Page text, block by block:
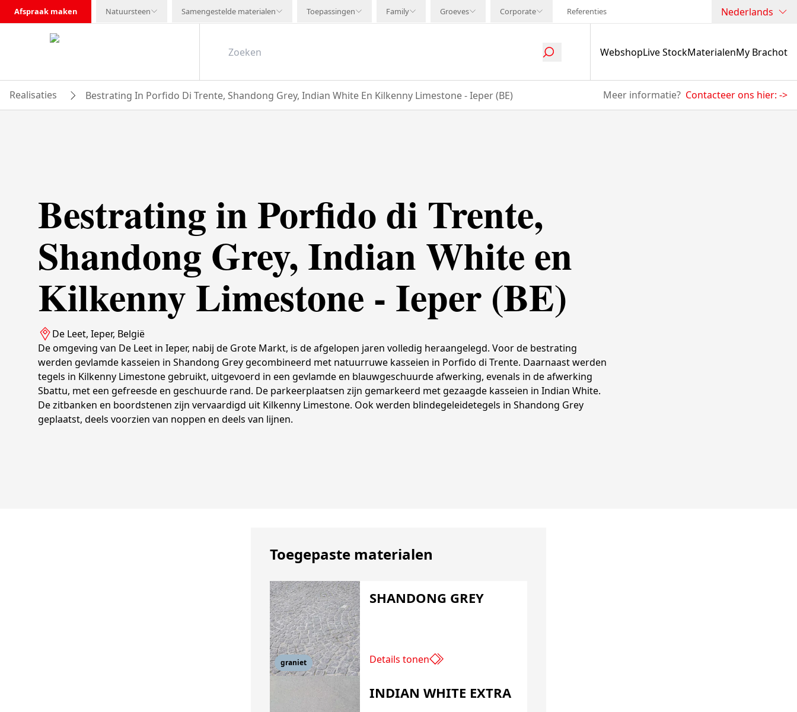
Afspraak maken Natuursteen Samengestelde materialen Toepassingen Family Groeves Corporate Referenties Nederlands
WebshopLive StockMaterialenMy Brachot
Realisaties Bestrating In Porfido Di Trente, Shandong Grey, Indian White En Kilkenny Limestone - Ieper (BE) Meer informatie? Contacteer ons hier: ->
Bestrating in Porfido di Trente,
Shandong Grey, Indian White en
Kilkenny Limestone - Ieper (BE)
De Leet, Ieper, België
De omgeving van De Leet in Ieper, nabij de Grote Markt, is de afgelopen jaren volledig heraangelegd. Voor de bestrating
werden gevlamde kasseien in Shandong Grey gecombineerd met natuurruwe kasseien in Porfido di Trente. Daarnaast werden
tegels in Kilkenny Limestone gebruikt, uitgevoerd in een gevlamde en blauwgeschuurde afwerking, evenals in de afwerking
Sbattu, met een gefreesde en geschuurde rand. De parkeerplaatsen zijn gemarkeerd met gezaagde kasseien in Indian White.
De zitbanken en boordstenen zijn vervaardigd uit Kilkenny Limestone. Ook werden blindegeleidetegels in Shandong Grey
geplaatst, deels voorzien van noppen en deels van lijnen.
Toegepaste materialen
graniet
SHANDONG GREY
Details tonen
INDIAN WHITE EXTRA